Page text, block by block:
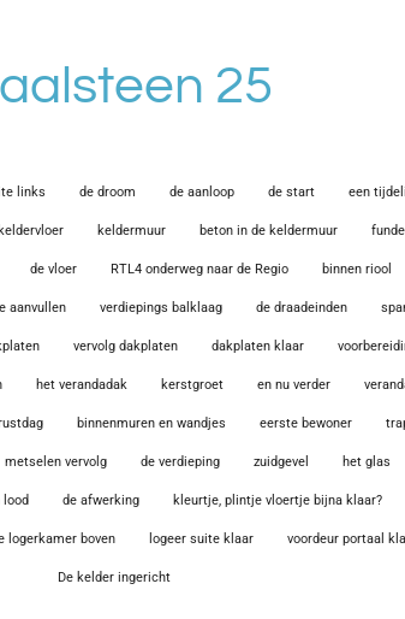
25
links de droom de aanloop de start een
keldervloer keldermuur beton in de keldermuur
de vloer RTL4 onderweg naar de Regio binnen riool
aanvullen verdiepings balklaag de draadeinden
vervolg dakplaten dakplaten klaar
het verandadak kerstgroet en nu verder
binnenmuren en wandjes eerste bewoner
metselen vervolg de verdieping zuidgevel het glas
de afwerking kleurtje, plintje vloertje bijna klaar?
logerkamer boven logeer suite klaar voordeur portaal
De kelder ingericht